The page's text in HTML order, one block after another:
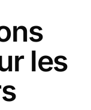
les